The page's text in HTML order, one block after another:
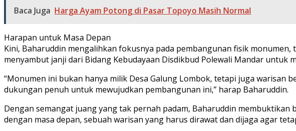
Baca Juga Harga Ayam Potong di Pasar Topoyo Masih Normal
Harapan untuk Masa Depan
Kini, Baharuddin mengalihkan fokusnya pada pembangunan fisik
menyambut janji dari Bidang Kebudayaan Disdikbud Polewali Mandar untuk
“Monumen ini bukan hanya milik Desa Galung Lombok, tetapi juga warisan
dukungan penuh untuk mewujudkan pembangunan ini,” harap Baharuddin.
Dengan semangat juang yang tak pernah padam, Baharuddin
dengan masa depan, sebuah warisan yang harus dirawat dan dijaga agar